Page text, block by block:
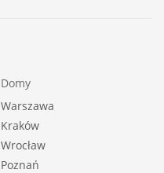
Domy
Warszawa
Kraków
Wrocław
Poznań